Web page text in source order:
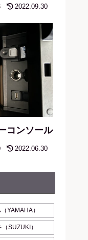
2022.09.30
コンソール
2022.06.30
YAMAHA）
SUZUKI）